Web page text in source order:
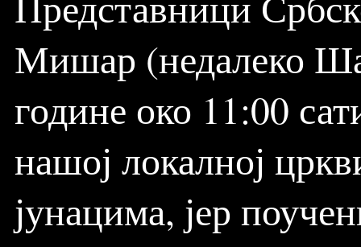
Мишар (недалеко
године око 11:00
нашој локалној
јунацима, јер